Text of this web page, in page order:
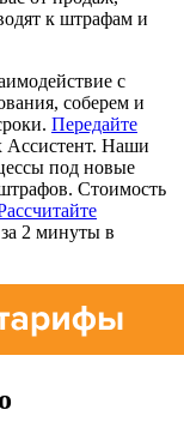
к штрафам и
с
соберем и
Передайте
Ассистент. Наши
под новые
Стоимость
2 минуты в